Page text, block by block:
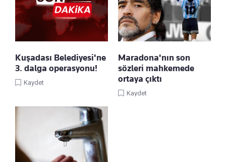
Kuşadası Belediyesi'ne
3. dalga operasyonu!
Kaydet
Maradona'nın son
sözleri mahkemede
ortaya çıktı
Kaydet